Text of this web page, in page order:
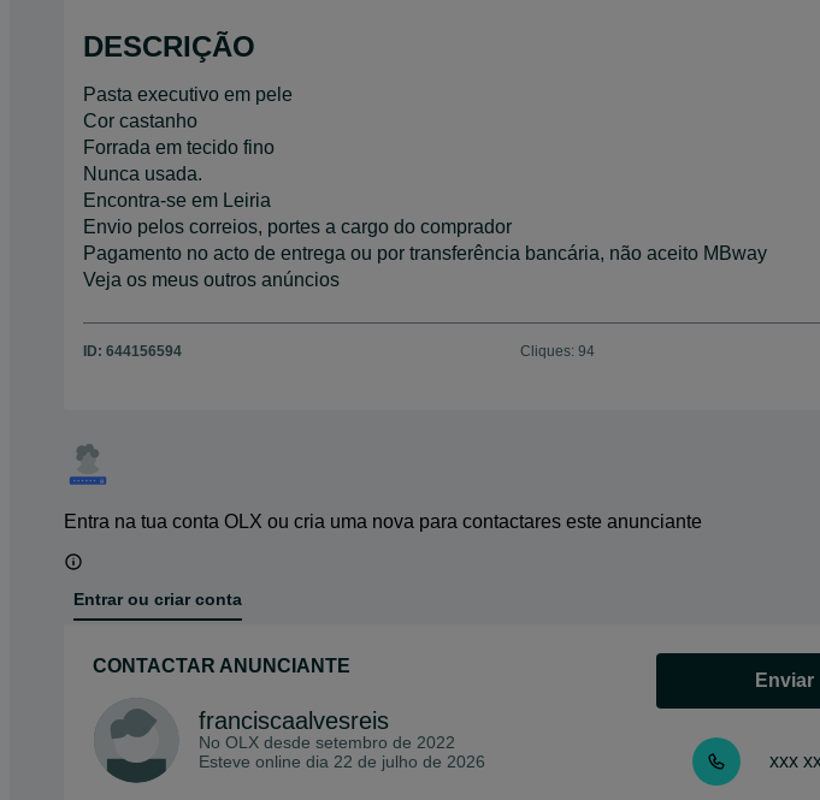
DESCRIÇÃO
Pasta executivo em pele
Cor castanho
Forrada em tecido fino
Nunca usada.
Encontra-se em Leiria
Envio pelos correios, portes a cargo do comprador
Pagamento no acto de entrega ou por transferência bancária, não aceito MBway
Veja os meus outros anúncios
ID: 644156594 Cliques: 94
Entra na tua conta OLX ou cria uma nova para contactares este anunciante
Entrar ou criar conta
CONTACTAR ANUNCIANTE
franciscaalvesreis
No OLX desde setembro de 2022
Esteve online dia 22 de julho de 2026
Enviar
xxx